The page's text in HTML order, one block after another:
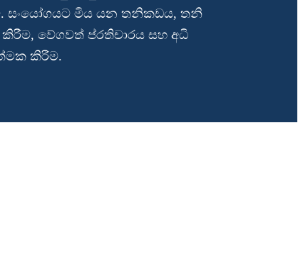
සංයෝගයට මිය යන තනිකඩය, තනි
වේගවත් ප්රතිචාරය සහ අධි
කිරීම.